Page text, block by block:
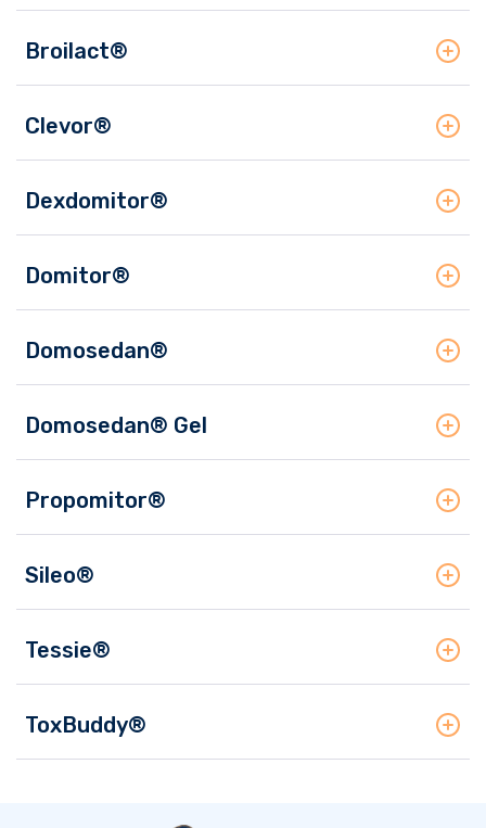
Broilact®
Clevor®
Dexdomitor®
Domitor®
Domosedan®
Domosedan® Gel
Propomitor®
Sileo®
Tessie®
ToxBuddy®